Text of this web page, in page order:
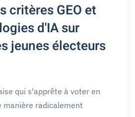
critères GEO et
d'IA sur
jeunes électeurs
qui s'apprête à voter en
radicalement